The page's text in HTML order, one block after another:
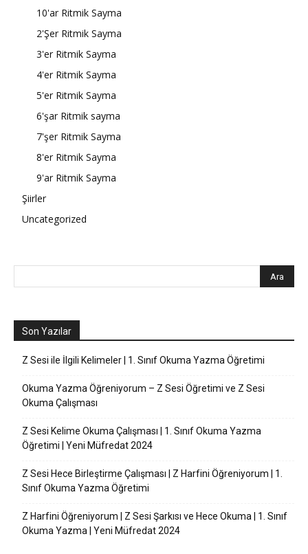
10'ar Ritmik Sayma
2'Şer Ritmik Sayma
3'er Ritmik Sayma
4'er Ritmik Sayma
5'er Ritmik Sayma
6'şar Ritmik sayma
7'şer Ritmik Sayma
8'er Ritmik Sayma
9'ar Ritmik Sayma
Şiirler
Uncategorized
Son Yazılar
Z Sesi ile İlgili Kelimeler | 1. Sınıf Okuma Yazma Öğretimi
Okuma Yazma Öğreniyorum – Z Sesi Öğretimi ve Z Sesi
Okuma Çalışması
Z Sesi Kelime Okuma Çalışması | 1. Sınıf Okuma Yazma
Öğretimi | Yeni Müfredat 2024
Z Sesi Hece Birleştirme Çalışması | Z Harfini Öğreniyorum | 1.
Sınıf Okuma Yazma Öğretimi
Z Harfini Öğreniyorum | Z Sesi Şarkısı ve Hece Okuma | 1. Sınıf
Okuma Yazma | Yeni Müfredat 2024